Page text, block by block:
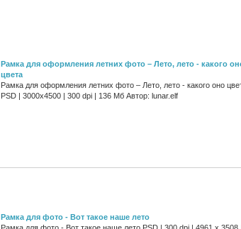
Рамка для оформления летних фото – Лето, лето - какого
цвета
Рамка для оформления летних фото – Лето, лето - какого оно
PSD | 3000х4500 | 300 dpi | 136 Мб Автор: lunar.elf
Рамка для фото - Вот такое наше лето